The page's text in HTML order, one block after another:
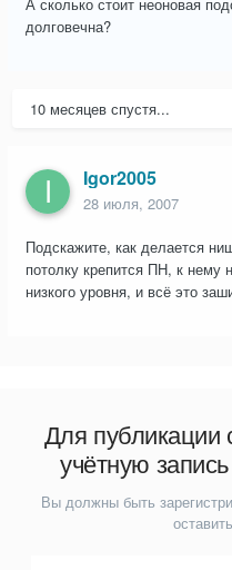
А сколько стоит неоновая
долговечна?
10 месяцев спустя...
Igor2005
28 июля, 2007
Подскажите, как делается
потолку крепится ПН, к
низкого уровня, и всё это
Для публикации
учётную
Вы должны быть